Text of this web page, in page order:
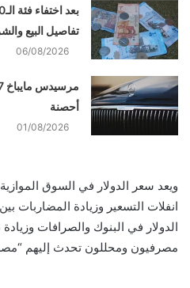
تفاصيل البيع
06/08/2026
أحصنة
01/08/2026
ويعد سعر الدولار في السوق
انفلات التسعير وزيادة المضاربات
الدولار في البنوك والصرافات
مصرفيون ومحللون تحدث إليهم